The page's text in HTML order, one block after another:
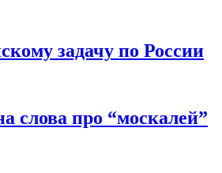
задачу по России
слова про “москалей”